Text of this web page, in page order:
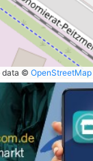
data © OpenStreetMap